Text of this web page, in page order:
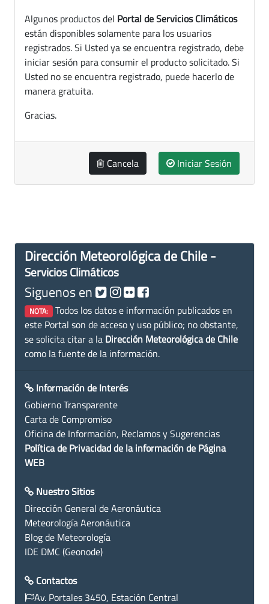
Algunos productos del Portal de Servicios Climáticos
están disponibles solamente para los usuarios
registrados. Si Usted ya se encuentra registrado, debe
iniciar sesión para consumir el producto solicitado. Si
Usted no se encuentra registrado, puede hacerlo de
manera gratuita.
Gracias.
Cancela Iniciar Sesión
Dirección Meteorológica de Chile -
Servicios Climáticos
Siguenos en
NOTA: Todos los datos e información publicados en
este Portal son de acceso y uso público; no obstante,
se solicita citar a la Dirección Meteorológica de Chile
como la fuente de la información.
Información de Interés
Gobierno Transparente
Carta de Compromiso
Oficina de Información, Reclamos y Sugerencias
Política de Privacidad de la información de Página
WEB
Nuestro Sitios
Dirección General de Aeronáutica
Meteorología Aeronáutica
Blog de Meteorología
IDE DMC (Geonode)
Contactos
Av. Portales 3450, Estación Central